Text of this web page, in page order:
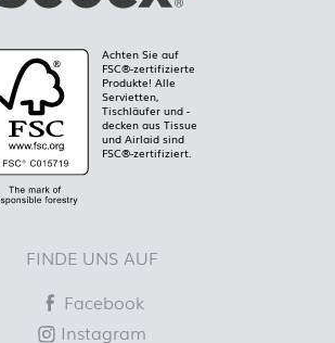
Achten Sie auf
FSC®-zertifizierte
Produkte! Alle
Servietten,
Tischläufer und -
decken aus Tissue
und Airlaid sind
FSC®-zertifiziert.
FINDE UNS AUF
Facebook
Instagram